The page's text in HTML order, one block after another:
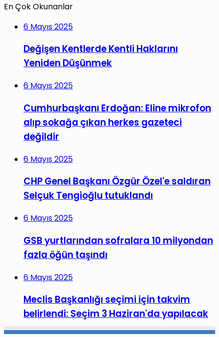
En Çok Okunanlar
6 Mayıs 2025
Değişen Kentlerde Kentli Haklarını
Yeniden Düşünmek
6 Mayıs 2025
Cumhurbaşkanı Erdoğan: Eline mikrofon
alıp sokağa çıkan herkes gazeteci
değildir
6 Mayıs 2025
CHP Genel Başkanı Özgür Özel'e saldıran
Selçuk Tengioğlu tutuklandı
6 Mayıs 2025
GSB yurtlarından sofralara 10 milyondan
fazla öğün taşındı
6 Mayıs 2025
Meclis Başkanlığı seçimi için takvim
belirlendi: Seçim 3 Haziran'da yapılacak